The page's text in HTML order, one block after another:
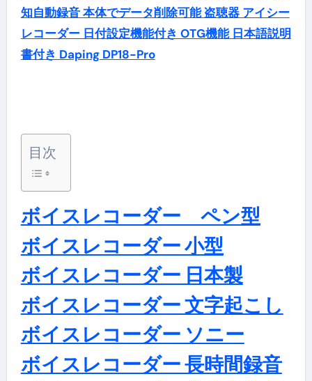
知自動録音 本体でデータ削除可能 盗聴器 アイシー
レコーダー 日付設定機能付き OTG機能 日本語説明
書付き Daping DP18-Pro
目次
ボイスレコーダー ペン型
ボイスレコーダー 小型
ボイスレコーダー 日本製
ボイスレコーダー 文字起こし
ボイスレコーダー ソニー
ボイスレコーダー 長時間録音